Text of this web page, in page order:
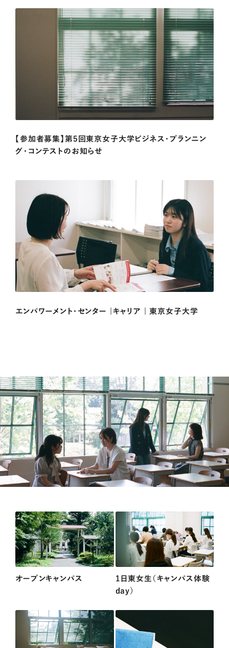
【参加者募集】第5回東京女子大学ビジネス・プランニン
グ・コンテストのお知らせ
エンパワーメント・センター |キャリア | 東京女子大学
オープンキャンパス
1日東女生（キャンパス体験
day）